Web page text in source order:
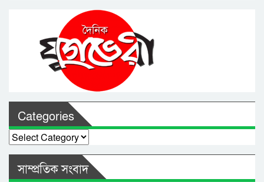
Categories
Categories
সাম্প্রতিক সংবাদ